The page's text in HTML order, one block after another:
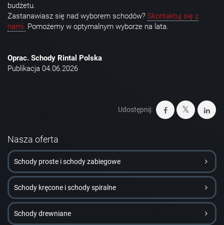
budżetu.
Zastanawiasz się nad wyborem schodów? Skontaktuj się z
nami. Pomożemy w optymalnym wyborze na lata.
Oprac. Schody Rintal Polska
Publikacja 04.06.2026
Udostępnij:
Nasza oferta
Schody proste i schody zabiegowe
Schody kręcone i schody spiralne
Schody drewniane